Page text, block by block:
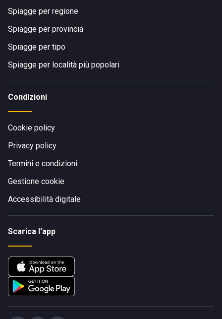
Spiagge per regione
Spiagge per provincia
Spiagge per tipo
Spiagge per località più popolari
Condizioni
Cookie policy
Privacy policy
Termini e condizioni
Gestione cookie
Accessibilità digitale
Scarica l'app